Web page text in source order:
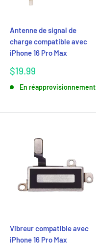
Antenne de signal de
charge compatible avec
iPhone 16 Pro Max
Prix
$19.99
En réapprovisionnement
Vibreur compatible avec
iPhone 16 Pro Max